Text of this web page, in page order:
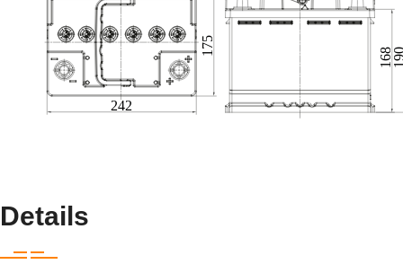
Details